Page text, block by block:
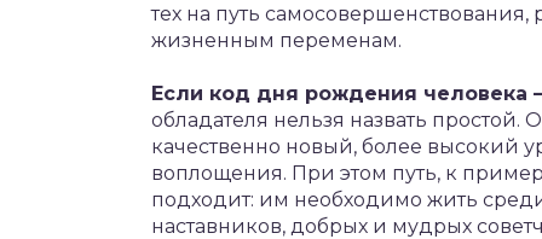
тех на путь
жизненным переменам.
Если код дня рождения человека
обладателя нельзя назвать простой.
качественно новый, более высокий
воплощения. При этом путь, к
подходит: им необходимо жить
наставников, добрых и мудрых